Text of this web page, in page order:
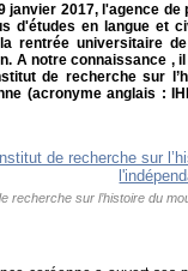
janvier 2017, l'agence
d'études en langue et
rentrée universitaire
A notre connaissance ,
de recherche sur
(acronyme anglais :
recherche sur l’histoire du